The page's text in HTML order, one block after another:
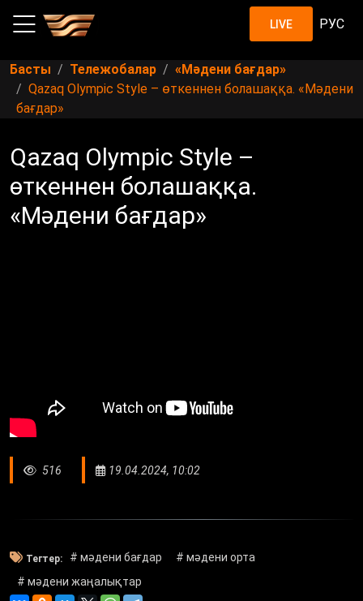
LIVE РУС
Басты Тележобалар
«Мәдени бағдар»
Qazaq Olympic Style – өткеннен болашаққа. «Мәдени
бағдар»
Qazaq Olympic Style –
өткеннен болашаққа.
«Мәдени бағдар»
516 19.04.2024, 10:02
Тегтер: # мәдени бағдар
# мәдени орта
# мәдени жаңалықтар